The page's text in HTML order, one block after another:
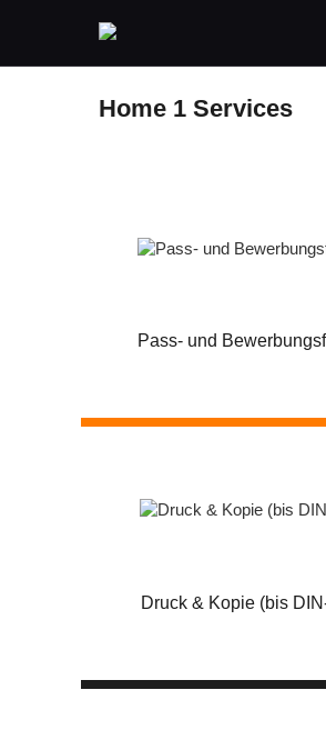
Online-Shop
Home 1 Services
Pass- und
Druck & Kopie (bis